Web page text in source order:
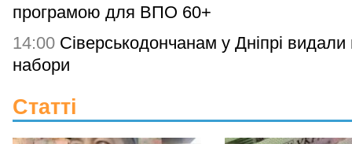
програмою для ВПО 60+
14:00 Сіверськодончанам у Дніпрі видали
набори
Статті